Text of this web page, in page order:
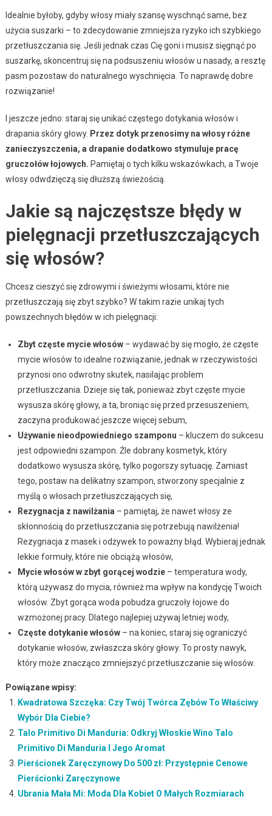
Idealnie byłoby, gdyby włosy miały szansę wyschnąć same, bez
użycia suszarki – to zdecydowanie zmniejsza ryzyko ich szybkiego
przetłuszczania się. Jeśli jednak czas Cię goni i musisz sięgnąć po
suszarkę, skoncentruj się na podsuszeniu włosów u nasady, a resztę
pasm pozostaw do naturalnego wyschnięcia. To naprawdę dobre
rozwiązanie!
I jeszcze jedno: staraj się unikać częstego dotykania włosów i
drapania skóry głowy. Przez dotyk przenosimy na włosy różne
zanieczyszczenia, a drapanie dodatkowo stymuluje pracę
gruczołów łojowych. Pamiętaj o tych kilku wskazówkach, a Twoje
włosy odwdzięczą się dłuższą świeżością.
Jakie są najczęstsze błędy w
pielęgnacji przetłuszczających
się włosów?
Chcesz cieszyć się zdrowymi i świeżymi włosami, które nie
przetłuszczają się zbyt szybko? W takim razie unikaj tych
powszechnych błędów w ich pielęgnacji:
Zbyt częste mycie włosów– wydawać by się mogło, że częste
mycie włosów to idealne rozwiązanie, jednak w rzeczywistości
przynosi ono odwrotny skutek, nasilając problem
przetłuszczania. Dzieje się tak, ponieważ zbyt częste mycie
wysusza skórę głowy, a ta, broniąc się przed przesuszeniem,
zaczyna produkować jeszcze więcej sebum,
Używanie nieodpowiedniego szamponu – kluczem do sukcesu
jest odpowiedni szampon. Źle dobrany kosmetyk, który
dodatkowo wysusza skórę, tylko pogorszy sytuację. Zamiast
tego, postaw na delikatny szampon, stworzony specjalnie z
myślą o włosach przetłuszczających się,
Rezygnacja z nawilżania – pamiętaj, że nawet włosy ze
skłonnością do przetłuszczania się potrzebują nawilżenia!
Rezygnacja z masek i odżywek to poważny błąd. Wybieraj jednak
lekkie formuły, które nie obciążą włosów,
Mycie włosów w zbyt gorącej wodzie– temperatura wody,
którą używasz do mycia, również ma wpływ na kondycję Twoich
włosów. Zbyt gorąca woda pobudza gruczoły łojowe do
wzmożonej pracy. Dlatego najlepiej używaj letniej wody,
Częste dotykanie włosów– na koniec, staraj się ograniczyć
dotykanie włosów, zwłaszcza skóry głowy. To prosty nawyk,
który może znacząco zmniejszyć przetłuszczanie się włosów.
Powiązane wpisy:
Kwadratowa Szczęka: Czy Twój Twórca Zębów To Właściwy
Wybór Dla Ciebie?
Talo Primitivo Di Manduria: Odkryj Włoskie Wino Talo
Primitivo Di Manduria I Jego Aromat
Pierścionek Zaręczynowy Do 500 zł: Przystępnie Cenowe
Pierścionki Zaręczynowe
Ubrania Mała Mi: Moda Dla Kobiet O Małych Rozmiarach